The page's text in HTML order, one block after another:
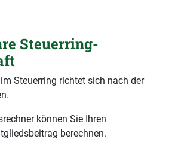
Steuerring-
Steuerring richtet sich nach der
können Sie Ihren
berechnen.